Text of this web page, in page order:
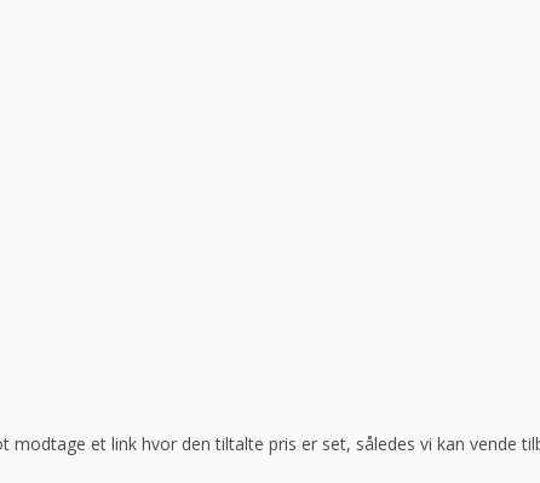
et link hvor den tiltalte pris er set, således vi kan vende